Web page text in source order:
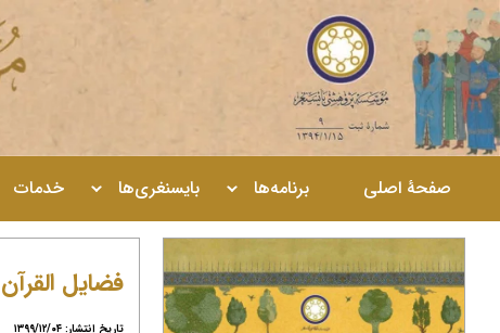
صفحۀ اصلی برنامه‌ها بایسنغری‌ها خدمات
فضایل القرآن
تاریخ انتشار: ۱۳۹۹/۱۲/۰۴